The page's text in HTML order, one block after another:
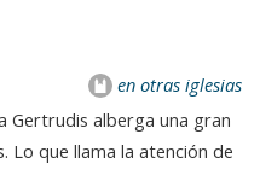
en otras iglesias
Gertrudis alberga una gran
Lo que llama la atención de